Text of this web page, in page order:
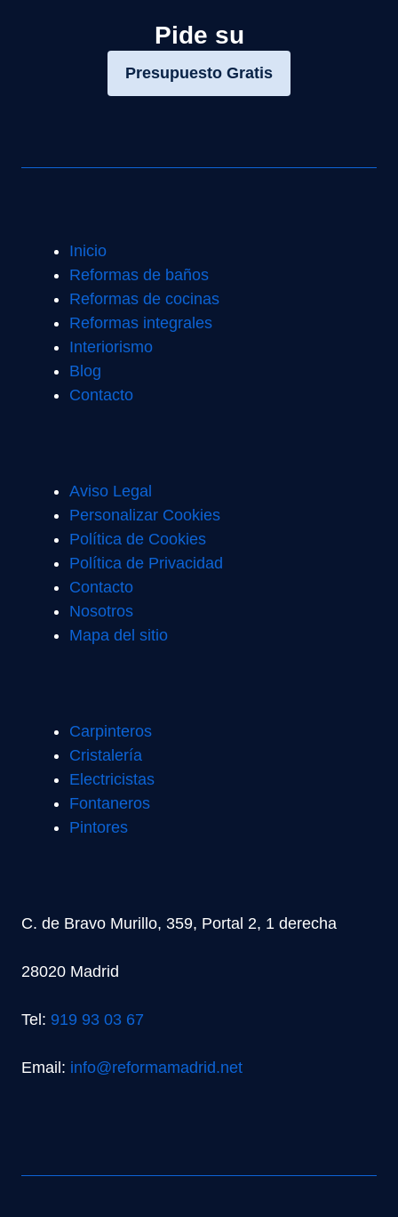
Pide su
Presupuesto Gratis
Inicio
Reformas de baños
Reformas de cocinas
Reformas integrales
Interiorismo
Blog
Contacto
Aviso Legal
Personalizar Cookies
Política de Cookies
Política de Privacidad
Contacto
Nosotros
Mapa del sitio
Carpinteros
Cristalería
Electricistas
Fontaneros
Pintores
C. de Bravo Murillo, 359, Portal 2, 1 derecha
28020 Madrid
Tel: 919 93 03 67
Email: info@reformamadrid.net